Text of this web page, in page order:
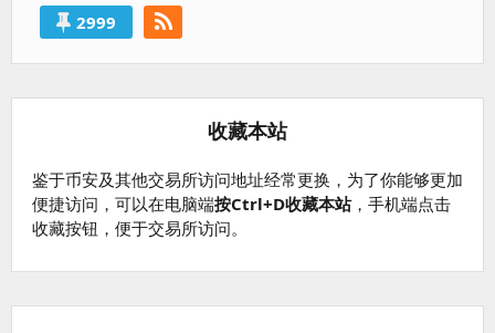
2999
收藏本站
鉴于币安及其他交易所访问地址经常更换，为了你能够更加
便捷访问，可以在电脑端按Ctrl+D收藏本站，手机端点击
收藏按钮，便于交易所访问。